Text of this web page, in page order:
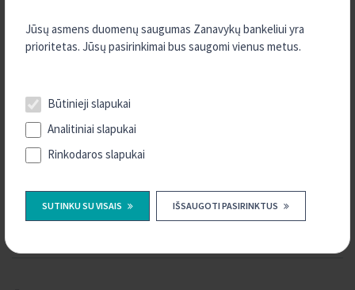
Jūsų asmens duomenų saugumas Zanavykų bankeliui yra
prioritetas. Jūsų pasirinkimai bus saugomi vienus metus.
Būtinieji slapukai
Analitiniai slapukai
Rinkodaros slapukai
SUTINKU SU VISAIS IŠSAUGOTI PASIRINKTUS
draudimas“ interneto svetainėjewww.iidraudimas.lt.
TURITE KLAUSIMŲ?
SUSISIEKITE SU MUMIS